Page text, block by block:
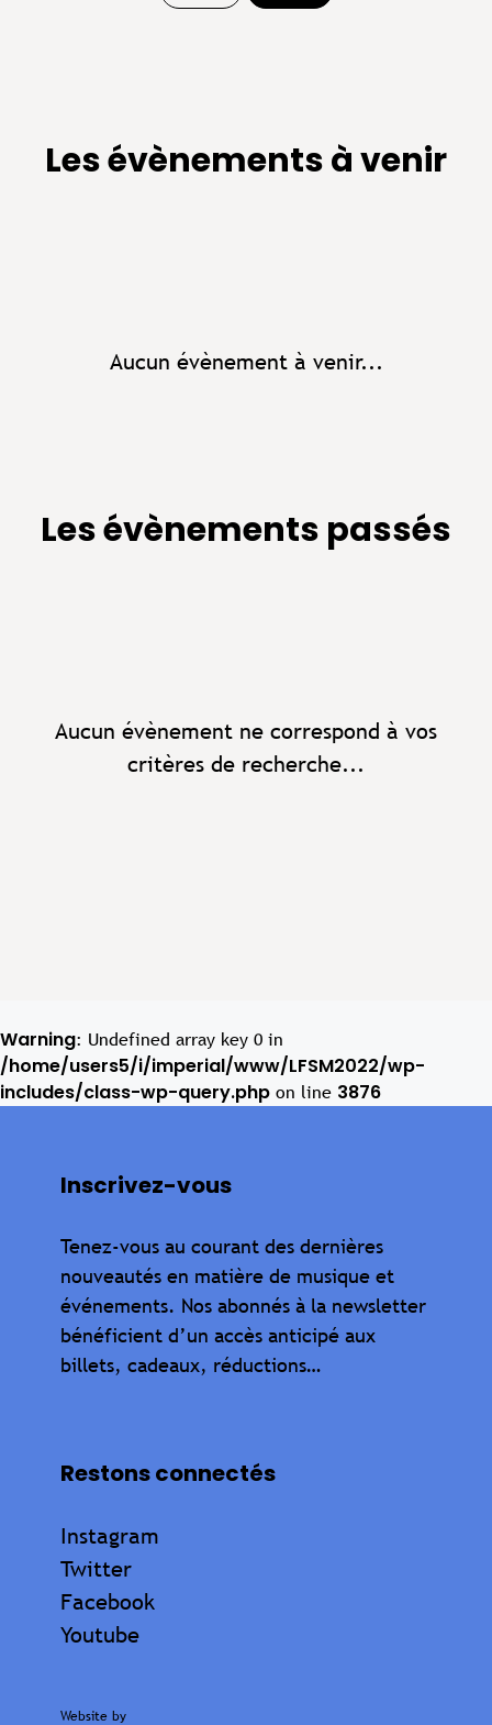
Les évènements à venir
Aucun évènement à venir...
Les évènements passés
Aucun évènement ne correspond à vos
critères de recherche...
Warning: Undefined array key 0 in
/home/users5/i/imperial/www/LFSM2022/wp-
includes/class-wp-query.php on line 3876
Inscrivez-vous
Tenez-vous au courant des dernières
nouveautés en matière de musique et
événements. Nos abonnés à la newsletter
bénéficient d’un accès anticipé aux
billets, cadeaux, réductions…
Restons connectés
Instagram
Twitter
Facebook
Youtube
Website by